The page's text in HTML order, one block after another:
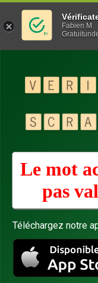
Le mot
pas
Téléchargez notre
Fabien M